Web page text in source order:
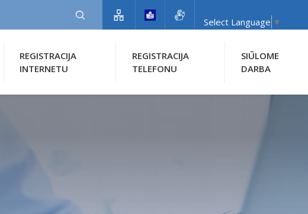
Select Language ▼
REGISTRACIJA
INTERNETU
REGISTRACIJA
TELEFONU
SIŪLOME
DARBA